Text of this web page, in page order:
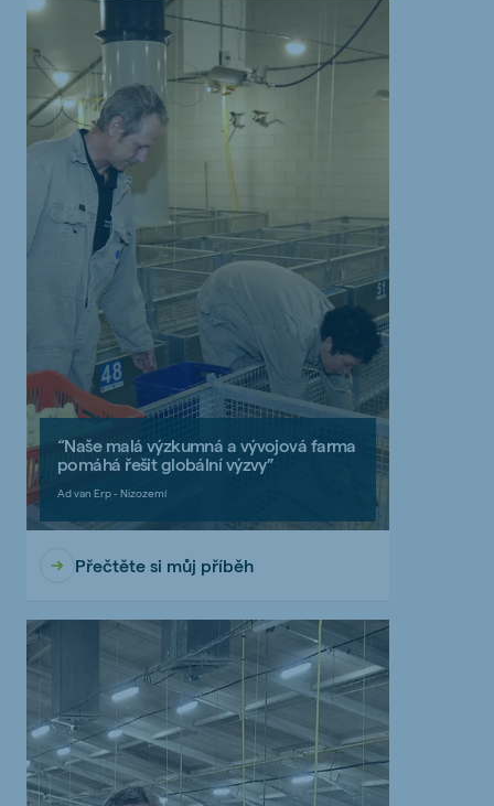
“Naše malá výzkumná a vývojová farma
pomáhá řešit globální výzvy”
Ad van Erp - Nizozemí
Přečtěte si můj příběh